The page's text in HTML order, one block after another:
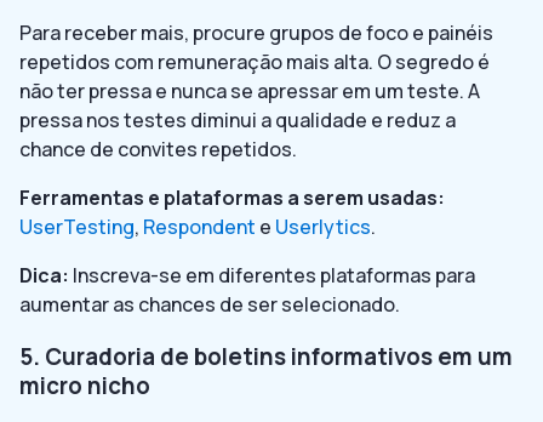
Para receber mais, procure grupos de foco e painéis
repetidos com remuneração mais alta. O segredo é
não ter pressa e nunca se apressar em um teste. A
pressa nos testes diminui a qualidade e reduz a
chance de convites repetidos.
Ferramentas e plataformas a serem usadas:
UserTesting, Respondent e Userlytics.
Dica: Inscreva-se em diferentes plataformas para
aumentar as chances de ser selecionado.
5. Curadoria de boletins informativos em um
micro nicho